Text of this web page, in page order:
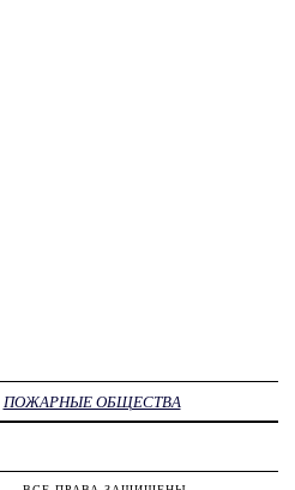
ПОЖАРНЫЕ ОБЩЕСТВА